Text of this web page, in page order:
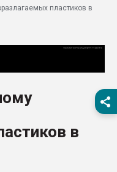
первый план в
28.07.2026
ситуацией на
Всё, что касается
пластиков в
в